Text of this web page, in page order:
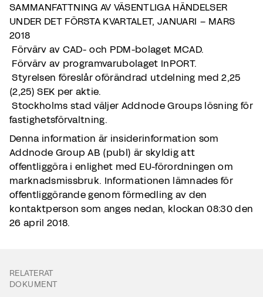
SAMMANFATTNING AV VÄSENTLIGA HÄNDELSER
UNDER DET FÖRSTA KVARTALET, JANUARI – MARS
2018
Förvärv av CAD- och PDM-bolaget MCAD.
Förvärv av programvarubolaget InPORT.
Styrelsen föreslår oförändrad utdelning med 2,25
(2,25) SEK per aktie.
Stockholms stad väljer Addnode Groups lösning för
fastighetsförvaltning.
Denna information är insiderinformation som
Addnode Group AB (publ) är skyldig att
offentliggöra i enlighet med EU-förordningen om
marknadsmissbruk. Informationen lämnades för
offentliggörande genom förmedling av den
kontaktperson som anges nedan, klockan 08:30 den
26 april 2018.
RELATERAT
DOKUMENT